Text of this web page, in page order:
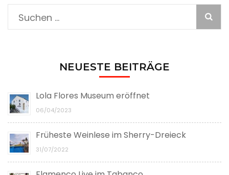
Suche
nach:
NEUESTE BEITRÄGE
Lola Flores Museum eröffnet
06/04/2023
Früheste Weinlese im Sherry-Dreieck
31/07/2022